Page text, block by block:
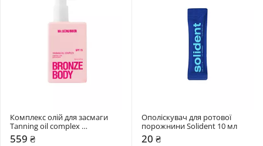
Комплекс олій для засмаги
Tanning oil complex
559 ₴
Ополіскувач для ротової
20 ₴